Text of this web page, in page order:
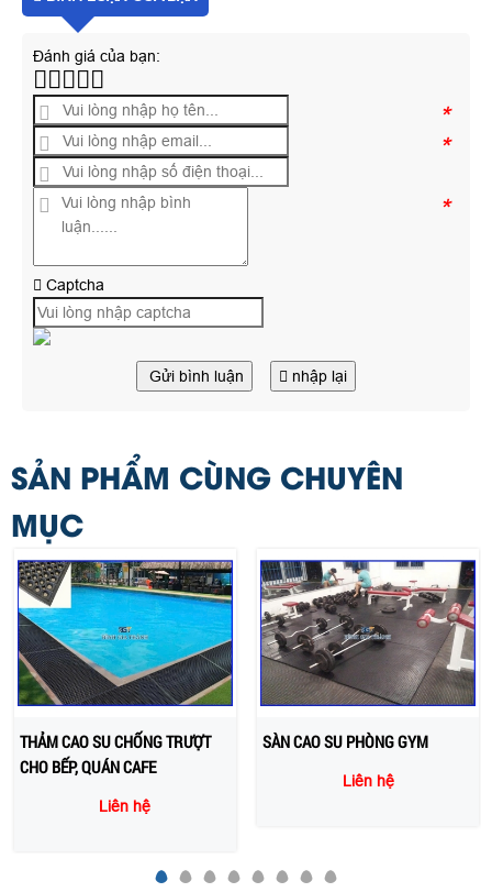
Đánh giá của bạn:
*
*
*
Captcha
Gửi bình luận nhập lại
SẢN PHẨM CÙNG CHUYÊN
MỤC
THẢM CAO SU CHỐNG TRƯỢT
CHO BẾP, QUÁN CAFE
Liên hệ
SÀN CAO SU PHÒNG GYM
Liên hệ